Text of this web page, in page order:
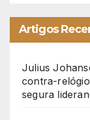
Artigos
Julius
contra-
segura